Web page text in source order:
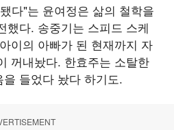
다"는 윤여정은 삶의 철학을
했다. 송중기는 스피드 스케
이의 아빠가 된 현재까지 자
꺼내놨다. 한효주는 소탈한
들었다 놨다 하기도.